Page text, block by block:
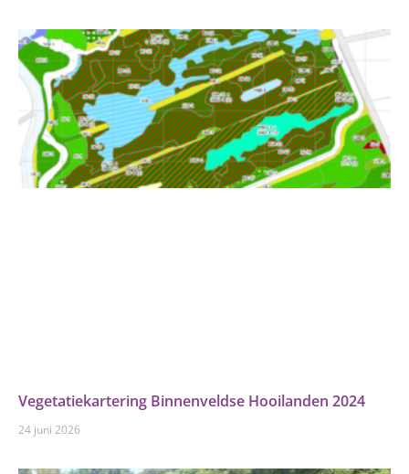
Vegetatiekartering Binnenveldse Hooilanden 2024
24 juni 2026